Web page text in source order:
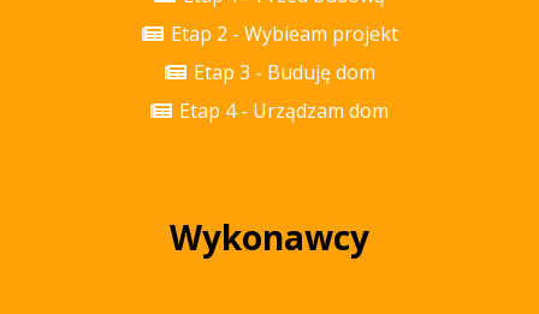
Etap 2 - Wybieam projekt
Etap 3 - Buduję dom
Etap 4 - Urządzam dom
Wykonawcy